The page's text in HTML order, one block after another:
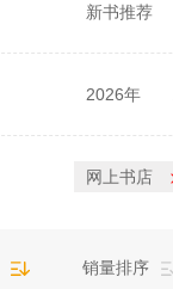
新书推荐
2026年
网上书店
销量排序